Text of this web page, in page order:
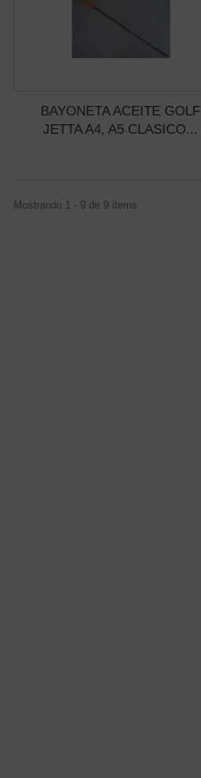
BAYONETA ACEITE GOLF
JETTA A4, A5 CLASICO...
Mostrando 1 - 9 de 9 items